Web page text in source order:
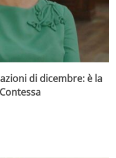
di dicembre: è la